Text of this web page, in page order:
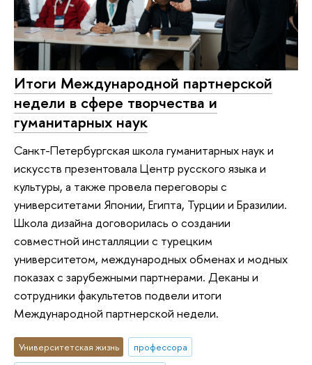
Итоги Международной партнерской
недели в сфере творчества и
гуманитарных наук
Санкт-Петербургская школа гуманитарных наук и
искусств презентовала Центр русского языка и
культуры, а также провела переговоры с
университетами Японии, Египта, Турции и Бразилии.
Школа дизайна договорилась о создании
совместной инсталляции с турецким
университетом, международных обменах и модных
показах с зарубежными партнерами. Деканы и
сотрудники факультетов подвели итоги
Международной партнерской недели.
Университетская жизнь
профессора